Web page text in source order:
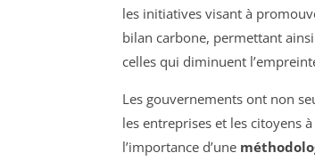
les initiatives visant à
bilan carbone, permettant
celles qui diminuent
Les gouvernements ont non
les entreprises et les citoyens
l’importance d’une